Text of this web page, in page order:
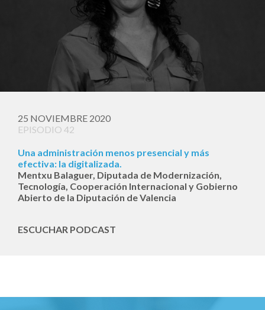
25 NOVIEMBRE 2020
EPISODIO 42
Una administración menos presencial y más
efectiva: la digitalizada.
Mentxu Balaguer, Diputada de Modernización,
Tecnología, Cooperación Internacional y Gobierno
Abierto de la Diputación de Valencia
ESCUCHAR PODCAST